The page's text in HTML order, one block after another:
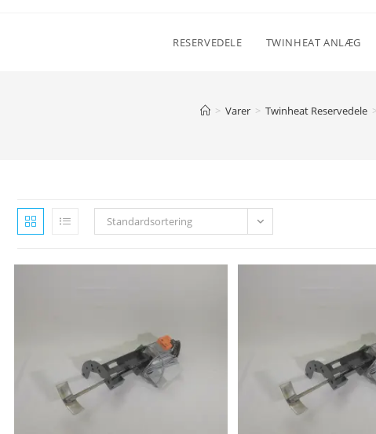
RESERVEDELE TWINHEAT ANLÆG
> Varer > Twinheat Reservedele >
Standardsortering